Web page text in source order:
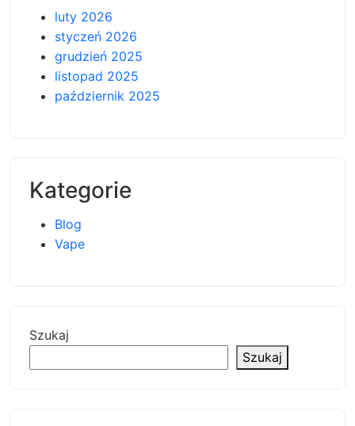
luty 2026
styczeń 2026
grudzień 2025
listopad 2025
październik 2025
Kategorie
Blog
Vape
Szukaj
Szukaj